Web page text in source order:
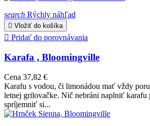
search Rýchly náhľad
 Vložiť do košíka
 Pridať do porovnávania
Karafa , Bloomingville
Cena 37,82 €
Karafu s vodou, či limonádou mať vždy
letnej grilovačke. Nič nebráni naplniť karafu
spríjemniť si...